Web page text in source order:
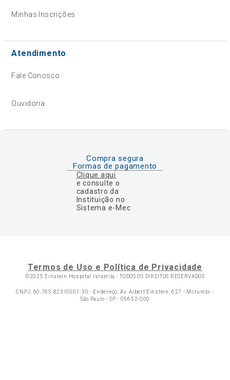
Minhas Inscrições
Atendimento
Fale Conosco
Ouvidoria
Compra segura
Formas de pagamento
Clique aqui
e consulte o
cadastro da
Instituição no
Sistema e-Mec
Termos de Uso e Política de Privacidade
©2025 Einstein Hospital Israelita -TODOS OS DIREITOS RESERVADOS
CNPJ: 60.765.823/0001-30 - Endereço: Av. Albert Einstein, 627 - Morumbi -
São Paulo - SP - 05652-000